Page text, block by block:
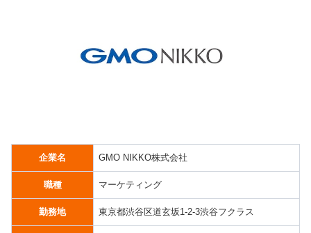
企業名 GMO NIKKO株式会社
職種 マーケティング
勤務地 東京都渋谷区道玄坂1-2-3渋谷フクラス